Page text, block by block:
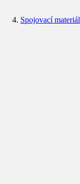
Spojovací materiál